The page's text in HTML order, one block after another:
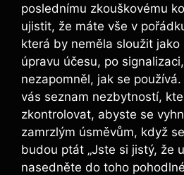
poslednímu zkouškovému
ujistit, že máte vše v
která by neměla sloužit jako
úpravu účesu, po
nezapomněl, jak se
vás seznam nezbytností,
zkontrolovat, abyste se
zamrzlým úsměvům, když
budou ptát „Jste si jistý, že
nasedněte do toho